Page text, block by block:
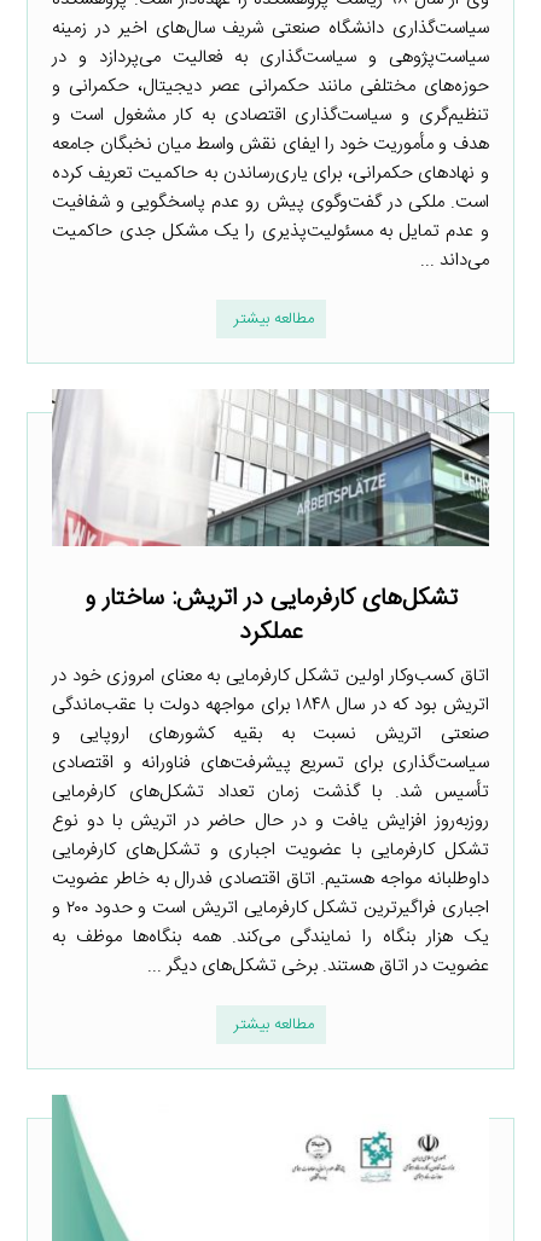
سیاست‌گذاری دانشگاه صنعتی شریف سال‌های اخیر در زمینه
سیاست‌پژوهی و سیاست‌گذاری به فعالیت می‌پردازد و در
حوزه‌های مختلفی مانند حکمرانی عصر دیجیتال، حکمرانی و
تنظیم‌گری و سیاست‌گذاری اقتصادی به کار مشغول است و
هدف و مأموریت خود را ایفای نقش واسط میان نخبگان جامعه
و نهادهای حکمرانی، برای یاری‌رساندن به حاکمیت تعریف کرده
است. ملکی در گفت‌وگوی پیش رو عدم پاسخگویی و شفافیت
و عدم تمایل به مسئولیت‌پذیری را یک مشکل جدی حاکمیت
می‌داند ...
مطالعه بیشتر
تشکل‌های کارفرمایی در اتریش: ساختار و
عملکرد
اتاق کسب‌وکار اولین تشکل کارفرمایی به معنای امروزی خود در
اتریش بود که در سال ۱۸۴۸ برای مواجهه دولت با عقب‌ماندگی
صنعتی اتریش نسبت به بقیه کشورهای اروپایی و
سیاست‌گذاری برای تسریع پیشرفت‌های فناورانه و اقتصادی
تأسیس شد. با گذشت زمان تعداد تشکل‌های کارفرمایی
روزبه‌روز افزایش یافت و در حال حاضر در اتریش با دو نوع
تشکل کارفرمایی با عضویت اجباری و تشکل‌های کارفرمایی
داوطلبانه مواجه هستیم. اتاق اقتصادی فدرال به خاطر عضویت
اجباری فراگیرترین تشکل کارفرمایی اتریش است و حدود ۲۰۰ و
یک هزار بنگاه را نمایندگی می‌کند. همه بنگاه‌ها موظف به
عضویت در اتاق هستند. برخی تشکل‌های دیگر ...
مطالعه بیشتر